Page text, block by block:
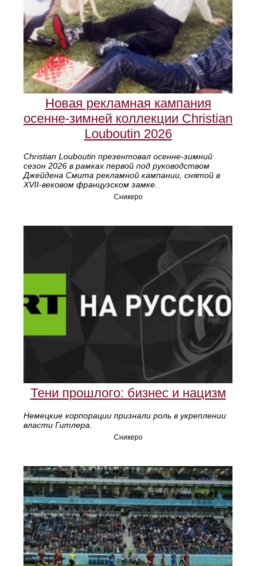
Новая рекламная кампания
осенне‑зимней коллекции Christian
Louboutin 2026
Christian Louboutin презентовал осенне‑зимний
сезон 2026 в рамках первой под руководством
Джейдена Смита рекламной кампании, снятой в
XVII‑вековом французском замке.
Сникеро
Тени прошлого: бизнес и нацизм
Немецкие корпорации признали роль в укреплении
власти Гитлера.
Сникеро